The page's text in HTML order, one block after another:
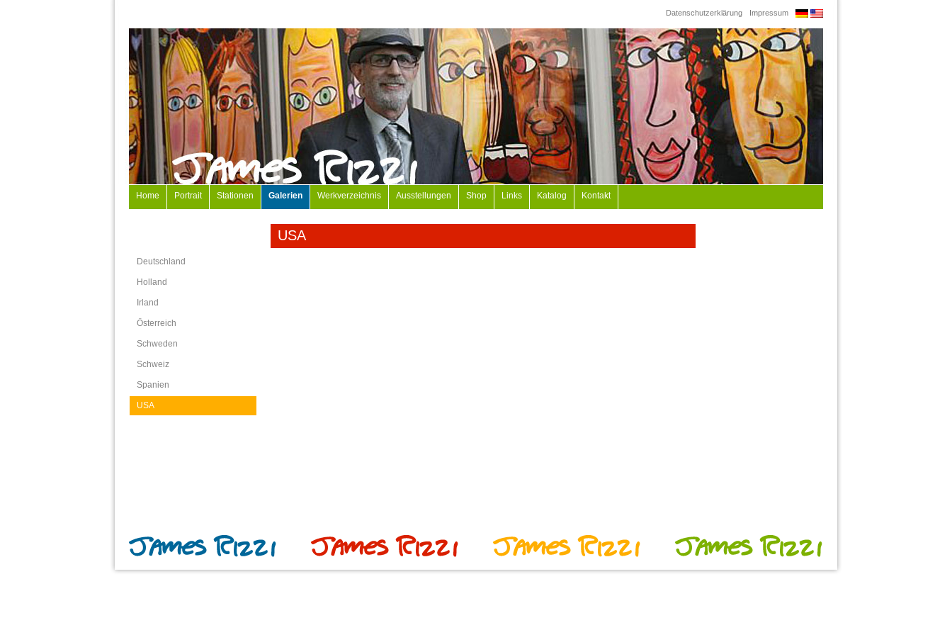
Impressum
Datenschutzerklärung
Home Portrait Stationen Galerien Werkverzeichnis Ausstellungen Shop Links Katalog Kontakt
Deutschland
Holland
Irland
Österreich
Schweden
Schweiz
Spanien
USA
USA